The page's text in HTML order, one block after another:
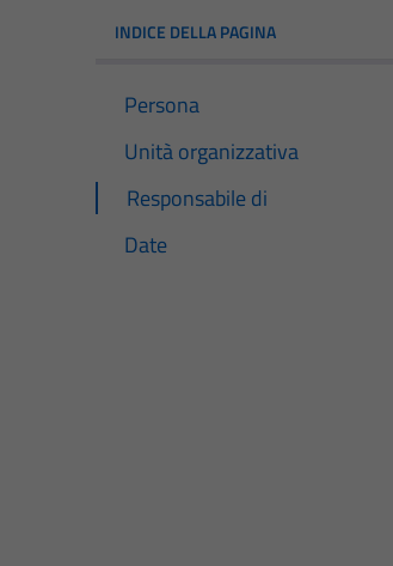
INDICE DELLA PAGINA
Persona
Unità organizzativa
Responsabile di
Date